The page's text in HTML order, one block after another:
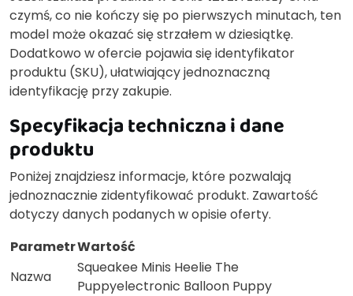
czymś, co nie kończy się po pierwszych minutach, ten
model może okazać się strzałem w dziesiątkę.
Dodatkowo w ofercie pojawia się identyfikator
produktu (SKU), ułatwiający jednoznaczną
identyfikację przy zakupie.
Specyfikacja techniczna i dane
produktu
Poniżej znajdziesz informacje, które pozwalają
jednoznacznie zidentyfikować produkt. Zawartość
dotyczy danych podanych w opisie oferty.
ParametrWartość
Nazwa
Squeakee Minis Heelie The
Puppyelectronic Balloon Puppy